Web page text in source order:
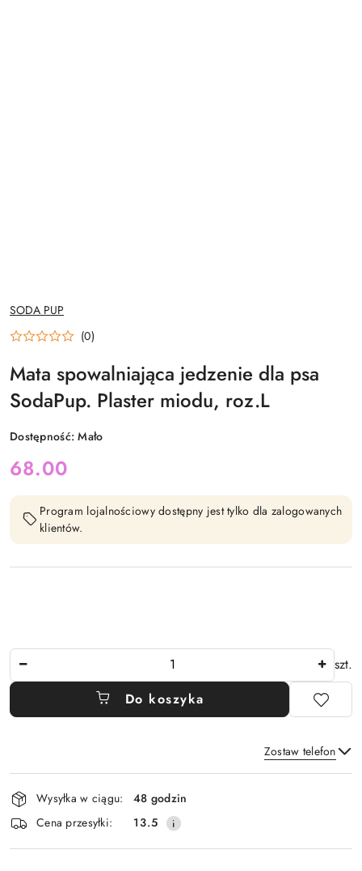
NAZWA
PRODUCENTA:
SODA PUP
(0)
Mata spowalniająca jedzenie dla psa
SodaPup. Plaster miodu, roz.L
Dostępność:Mało
cena:
68.00
Program lojalnościowy dostępny jest tylko dla zalogowanych
klientów.
szt.
Do koszyka
Zostaw telefon
Wyślij
Dostępność
i
dostawa
Wysyłka w ciągu:
48 godzin
Cena przesyłki:
13.5